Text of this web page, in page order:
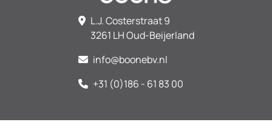
L.J. Costerstraat 9
3261 LH Oud-Beijerland
info@boonebv.nl
+31 (0)186 - 61 83 00